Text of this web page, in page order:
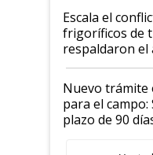
todavía hacen
animales:
descalificaban,
haciendo
Escala el
frigoríficos de
respaldaron el
obligatorio
Nuevo
para el
plazo de 90